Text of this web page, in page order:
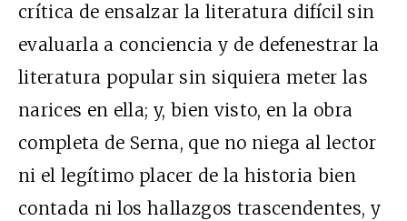
crítica de ensalzar la literatura difícil sin
evaluarla a conciencia y de defenestrar la
literatura popular sin siquiera meter las
narices en ella; y, bien visto, en la obra
completa de Serna, que no niega al lector
ni el legítimo placer de la historia bien
contada ni los hallazgos trascendentes, y